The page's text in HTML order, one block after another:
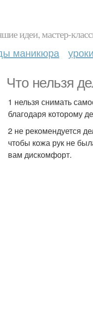
идеи, мастер-
маникюра
Что нельзя
1 нельзя снимать
благодаря которому
2 не рекомендуется
чтобы кожа рук не
вам дискомфорт.